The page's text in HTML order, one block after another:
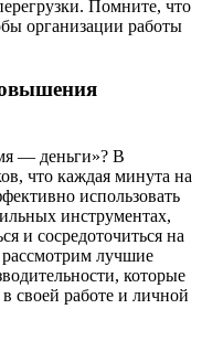
Помните, что
организации работы
— деньги»? В
что каждая минута на
использовать
инструментах,
и сосредоточиться на
рассмотрим лучшие
которые
своей работе и личной